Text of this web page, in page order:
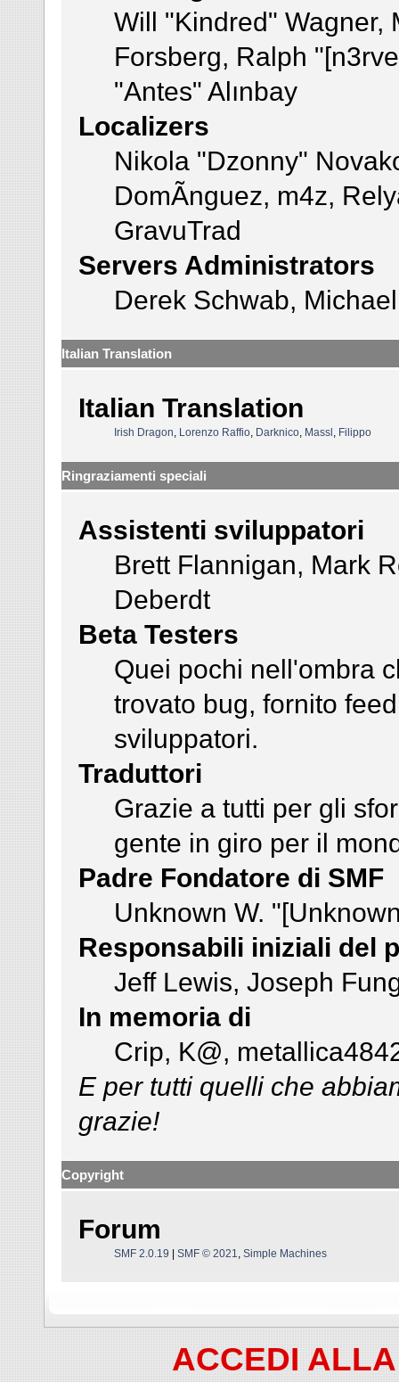
Will "Kindred" Wagner,
Forsberg, Ralph
"Antes" Alınbay
Localizers
Nikola "Dzonny"
DomÃ­nguez, m4z,
GravuTrad
Servers Administrators
Derek Schwab,
Italian Translation
Italian Translation
Irish Dragon, Lorenzo Raffio, Darknico, Massl , Filippo
Ringraziamenti speciali
Assistenti sviluppatori
Brett Flannigan, Mark
Deberdt
Beta Testers
Quei pochi nell'ombra
trovato bug, fornito
sviluppatori.
Traduttori
Grazie a tutti per gli
gente in giro per il
Padre Fondatore di SMF
Unknown W.
Responsabili iniziali del
Jeff Lewis, Joseph
In memoria di
Crip, K@,
E per tutti quelli che
grazie!
Copyright
Forum
SMF 2.0.19 SMF © 2021, Simple Machines
ACCEDI